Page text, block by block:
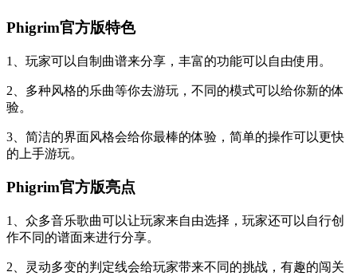
Phigrim官方版特色
1、玩家可以自制曲谱来分享，丰富的功能可以自由使用。
2、多种风格的乐曲等你去游玩，不同的模式可以给你新的体
验。
3、简洁的界面风格会给你最棒的体验，简单的操作可以更快
的上手游玩。
Phigrim官方版亮点
1、众多音乐歌曲可以让玩家来自由选择，玩家还可以自行创
作不同的谱面来进行分享。
2、灵动多变的判定线会给玩家带来不同的挑战，有趣的闯关